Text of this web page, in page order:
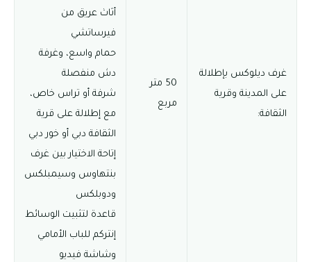
غرف ديلوكس بإطلالة
على المدينة وقرية
الثقافة:
50 متر
مربع
أثاث عريق من
فيرساتشي
حمام واسع، وغرفة
دش منفصلة
شرفة أو تراس خاص،
مع إطلالة على قرية
الثقافة دبي أو خور دبي
إتاحة الاختيار بين غرف
بنتهاوس وسيمبلكس
ودوبلكس
قاعدة لتثبيت الوسائط
إنتركم للباب الأمامي
وشاشة فيديو